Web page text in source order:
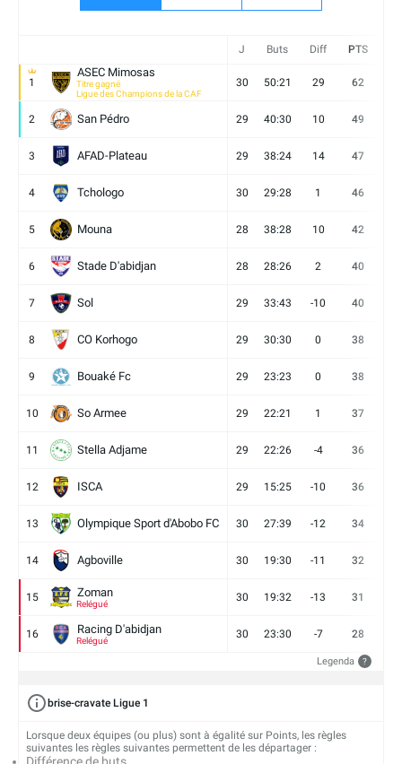
J Buts Diff PTS
1
ASEC Mimosas
Titre gagné
Ligue des Champions de la CAF
30 50:21 29 62
2 San Pédro 29 40:30 10 49
3 AFAD-Plateau 29 38:24 14 47
4 Tchologo 30 29:28 1 46
5 Mouna 28 38:28 10 42
6 Stade D'abidjan 28 28:26 2 40
7 Sol 29 33:43 -10 40
8 CO Korhogo 29 30:30 0 38
9 Bouaké Fc 29 23:23 0 38
10 So Armee 29 22:21 1 37
11 Stella Adjame 29 22:26 -4 36
12 ISCA 29 15:25 -10 36
13 Olympique Sport d'Abobo FC 30 27:39 -12 34
14 Agboville 30 19:30 -11 32
15 Zoman
Relégué
30 19:32 -13 31
16 Racing D'abidjan
Relégué
30 23:30 -7 28
Legenda ?
brise-cravate Ligue 1
Lorsque deux équipes (ou plus) sont à égalité sur Points, les règles
suivantes les règles suivantes permettent de les départager :